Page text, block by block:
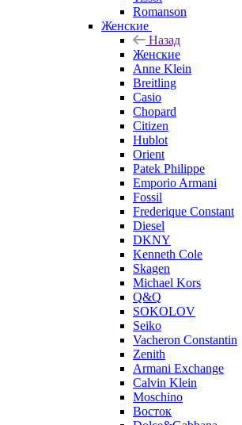
Romanson
Женские
Назад
Женские
Anne Klein
Breitling
Casio
Chopard
Citizen
Hublot
Orient
Patek Philippe
Emporio Armani
Fossil
Frederique Constant
Diesel
DKNY
Kenneth Cole
Skagen
Michael Kors
Q&Q
SOKOLOV
Seiko
Vacheron Constantin
Zenith
Armani Exchange
Calvin Klein
Moschino
Восток